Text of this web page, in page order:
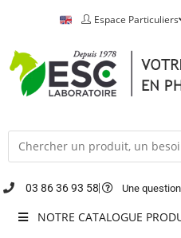
Espace Particuliers
03 86 36 93 58 Une
NOTRE CATALOGUE